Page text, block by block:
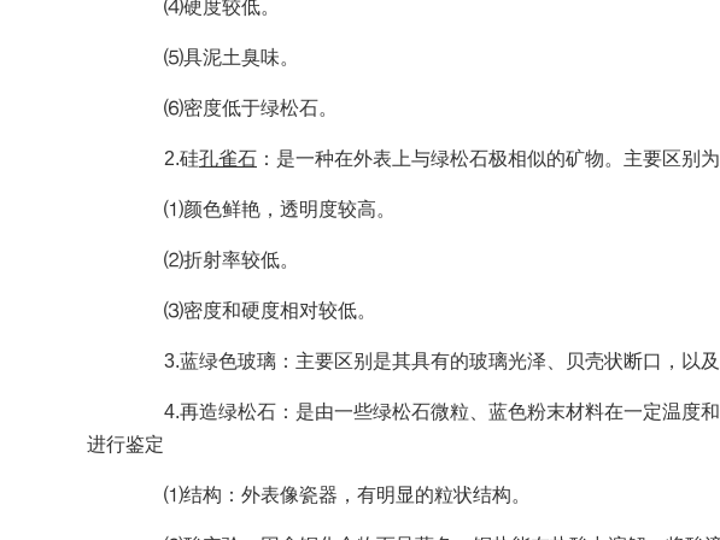
⑷硬度较低。
⑸具泥土臭味。
⑹密度低于绿松石。
2.硅孔雀石 ：是一种在外表上与绿松石极相似的矿物。主要区别为
⑴颜色鲜艳，透明度较高。
⑵折射率较低。
⑶密度和硬度相对较低。
3.蓝绿色玻璃：主要区别是其具有的玻璃光泽、贝壳状断口，以及
4.再造绿松石：是由一些绿松石微粒、蓝色粉末材料在一定温度
进行鉴定
⑴结构：外表像瓷器，有明显的粒状结构。